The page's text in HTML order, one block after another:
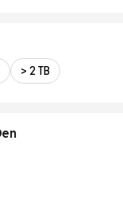
> 2 TB